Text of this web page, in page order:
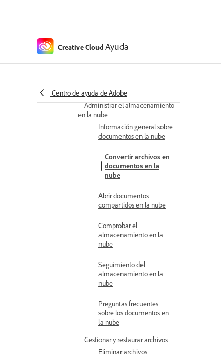
Creative Cloud Ayuda
Centro de ayuda de Adobe
Trabajar con documentos en la nube
Administrar el almacenamiento
en la nube
Información general sobre
documentos en la nube
Convertir archivos en
documentos en la
nube
Abrir documentos
compartidos en la nube
Comprobar el
almacenamiento en la
nube
Seguimiento del
almacenamiento en la
nube
Preguntas frecuentes
sobre los documentos en
la nube
Gestionar y restaurar archivos
Eliminar archivos